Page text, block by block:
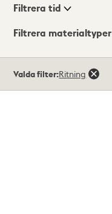
Visningsläge
Filtrera tid
Filtrera materialtyper
träffar
Valda filter:Ritning